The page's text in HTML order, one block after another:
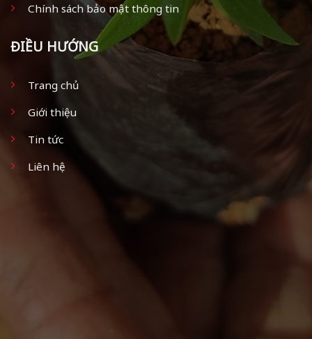
Chính sách bảo mật thông tin
ĐIỀU HƯỚNG
Trang chủ
Giới thiệu
Tin tức
Liên hệ